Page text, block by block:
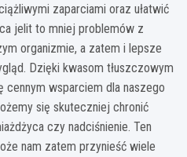
zaparciami oraz ułatwić
jelit to mniej problemów z
organizmie, a zatem i lepsze
Dzięki kwasom tłuszczowym
cennym wsparciem dla naszego
się skuteczniej chronić
czy nadciśnienie. Ten
nam zatem przynieść wiele